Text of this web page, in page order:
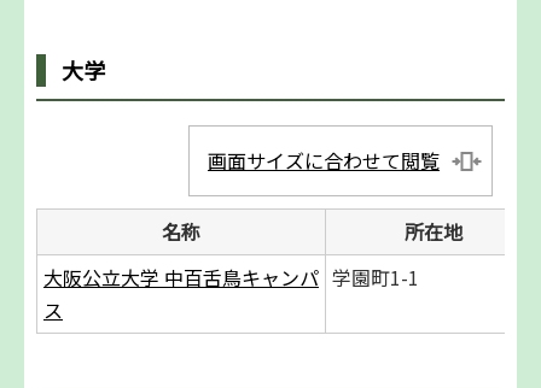
大学
画面サイズに合わせて閲覧
名称
所在地
大阪公立大学 中百舌鳥キャンパ
ス
学園町1-1